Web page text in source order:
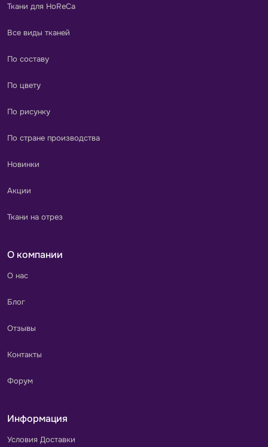
Ткани для HoReCa
Все виды тканей
По составу
По цвету
По рисунку
По стране производства
Новинки
Акции
Ткани на отрез
О компании
О нас
Блог
Отзывы
Контакты
Форум
Информация
Условия Доставки